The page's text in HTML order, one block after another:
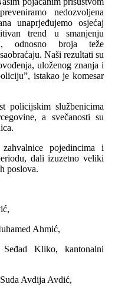
nedozvoljena
unaprjeđujemo osjećaj
trend u smanjenju
odnosno broja teže
Naši rezultati su
uloženog znanja i
istakao je komesar
policijskim službenicima
a svečanosti su
pojedincima i
dali izuzetno veliki
poslova.
Ahmić,
Kliko, kantonalni
Avdija Avdić,